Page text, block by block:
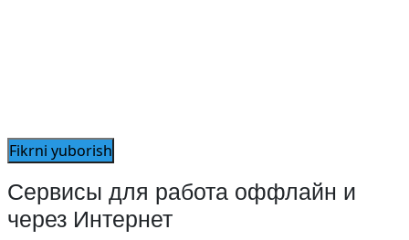
Сервисы для работа оффлайн и
через Интернет